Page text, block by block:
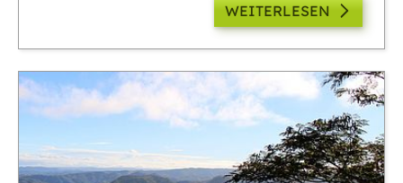
WEITERLESEN